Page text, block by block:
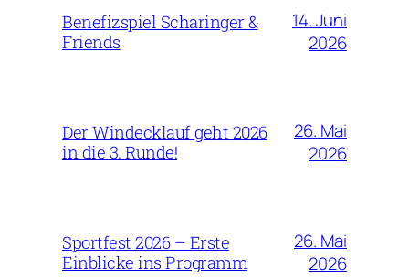
Benefizspiel Scharinger &
Friends
14. Juni
2026
Der Windecklauf geht 2026
in die 3. Runde!
26. Mai
2026
Sportfest 2026 – Erste
Einblicke ins Programm
26. Mai
2026